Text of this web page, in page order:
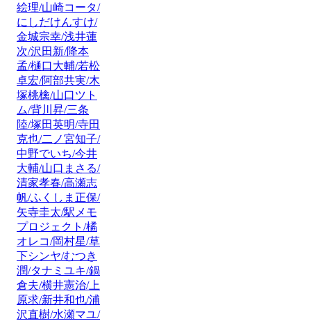
絵理/山崎コータ/
にしだけんすけ/
金城宗幸/浅井蓮
次/沢田新/降本
孟/樋口大輔/若松
卓宏/阿部共実/木
塚桃檎/山口ツト
ム/背川昇/三条
陸/塚田英明/寺田
克也/二ノ宮知子/
中野でいち/今井
大輔/山口まさる/
清家孝春/高瀬志
帆/ふくしま正保/
矢寺圭太/駅メモ
プロジェクト/橘
オレコ/岡村星/草
下シンヤ/むつき
潤/タナミユキ/鍋
倉夫/横井憲治/上
原求/新井和也/浦
沢直樹/水瀬マユ/